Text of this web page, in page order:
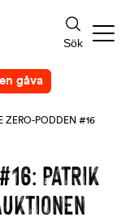
gåva
PODDEN #16
PATRIK